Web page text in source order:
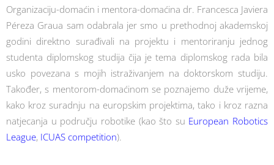
Organizaciju-domaćin i mentora-domaćina dr. Francesca Javiera
Péreza Graua sam odabrala jer smo u prethodnoj akademskoj
godini direktno surađivali na projektu i mentoriranju jednog
studenta diplomskog studija čija je tema diplomskog rada bila
usko povezana s mojih istraživanjem na doktorskom studiju.
Također, s mentorom-domaćinom se poznajemo duže vrijeme,
kako kroz suradnju na europskim projektima, tako i kroz razna
natjecanja u području robotike (kao što su European Robotics
League, ICUAS competition).